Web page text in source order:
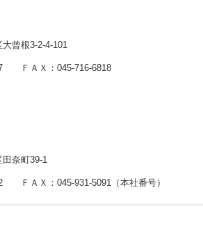
曾根3-2-4-101
ＦＡＸ：045-716-6818
奈町39-1
ＦＡＸ：045-931-5091（本社番号）